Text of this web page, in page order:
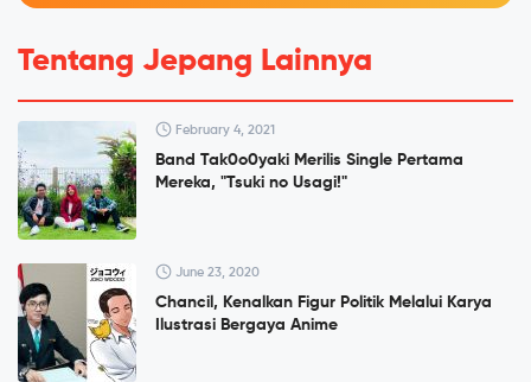
Tentang Jepang Lainnya
February 4, 2021
Band Tak0o0yaki Merilis Single Pertama
Mereka, "Tsuki no Usagi!"
June 23, 2020
Chancil, Kenalkan Figur Politik Melalui Karya
Ilustrasi Bergaya Anime